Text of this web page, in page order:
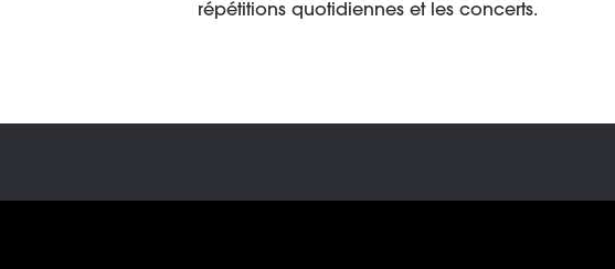
répétitions quotidiennes et les concerts.